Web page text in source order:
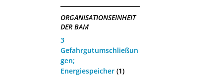
ORGANISATIONSEINHEIT
DER BAM
3
Gefahrgutumschließun
gen;
Energiespeicher (1)